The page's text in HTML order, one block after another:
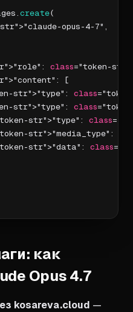
create(
opus-4-7",
class="token-
[
str">"type": class
str">"type": class
str">"type": class
str">"media_type":
str">"data": class
как
Opus 4.7
kosareva.cloud —